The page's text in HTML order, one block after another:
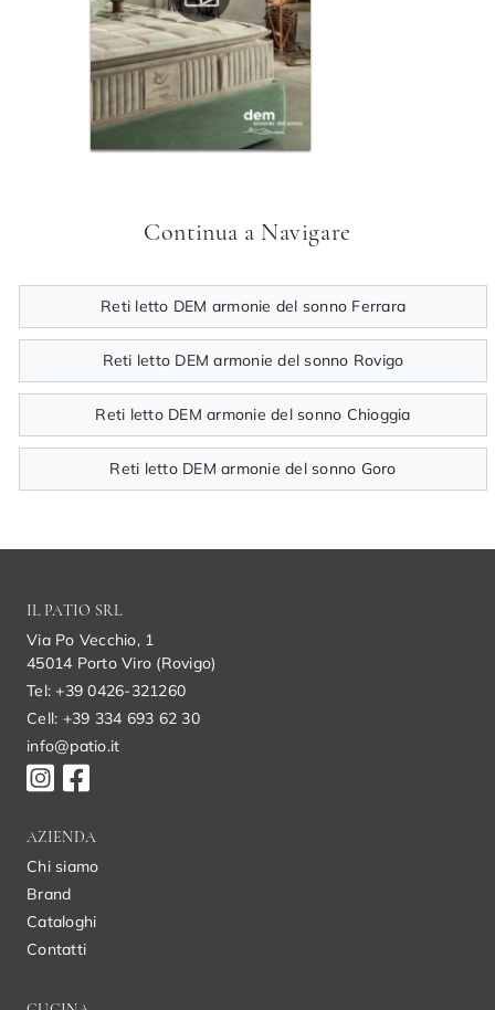
Continua a Navigare
Reti letto DEM armonie del sonno Ferrara
Reti letto DEM armonie del sonno Rovigo
Reti letto DEM armonie del sonno Chioggia
Reti letto DEM armonie del sonno Goro
IL PATIO SRL
Via Po Vecchio, 1
45014 Porto Viro (Rovigo)
Tel: +39 0426-321260
Cell: +39 334 693 62 30
info@patio.it
AZIENDA
Chi siamo
Brand
Cataloghi
Contatti